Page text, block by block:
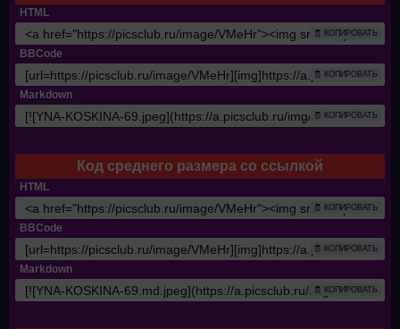
HTML
🧾 КОПИРОВАТЬ
BBCode
🧾 КОПИРОВАТЬ
Markdown
🧾 КОПИРОВАТЬ
Код среднего размера со ссылкой
HTML
🧾 КОПИРОВАТЬ
BBCode
🧾 КОПИРОВАТЬ
Markdown
🧾 КОПИРОВАТЬ